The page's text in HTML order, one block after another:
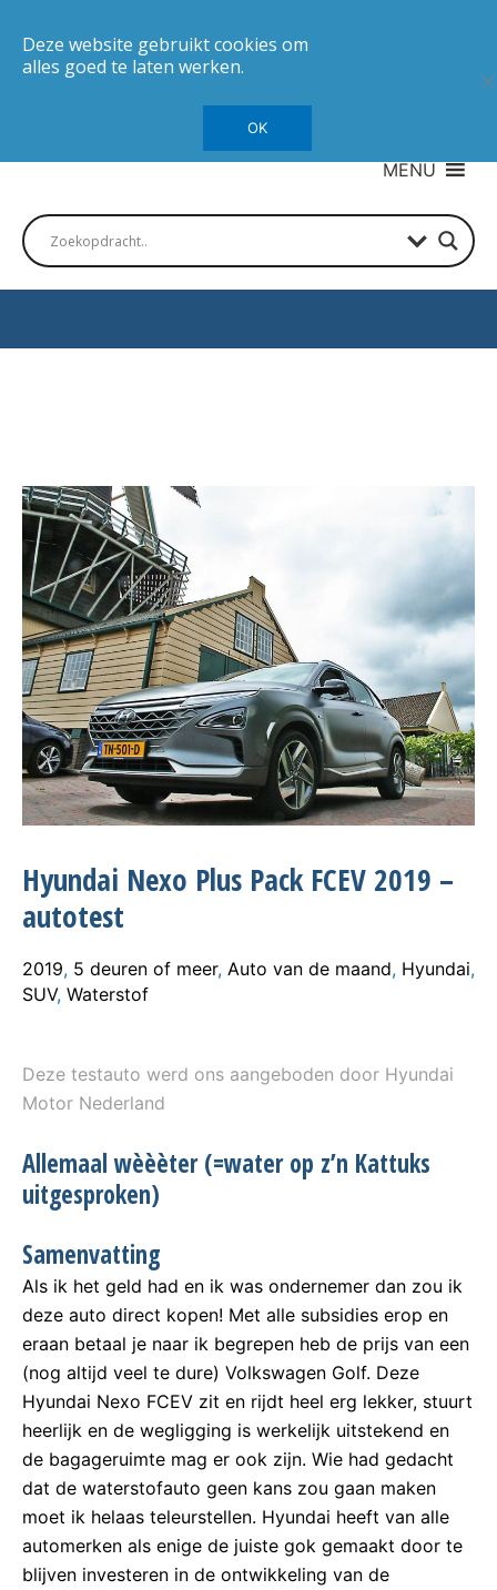
MENU
Hyundai Nexo Plus Pack FCEV 2019 –
autotest
2019, 5 deuren of meer, Auto van de maand, Hyundai,
SUV, Waterstof
Deze testauto werd ons aangeboden door Hyundai
Motor Nederland
Allemaal wèèèter (=water op z’n Kattuks
uitgesproken)
Samenvatting
Als ik het geld had en ik was ondernemer dan zou ik
deze auto direct kopen! Met alle subsidies erop en
eraan betaal je naar ik begrepen heb de prijs van een
(nog altijd veel te dure) Volkswagen Golf. Deze
Hyundai Nexo FCEV zit en rijdt heel erg lekker, stuurt
heerlijk en de wegligging is werkelijk uitstekend en
de bagageruimte mag er ook zijn. Wie had gedacht
dat de waterstofauto geen kans zou gaan maken
moet ik helaas teleurstellen. Hyundai heeft van alle
automerken als enige de juiste gok gemaakt door te
blijven investeren in de ontwikkeling van de
Deze website gebruikt cookies om
alles goed te laten werken.
OK